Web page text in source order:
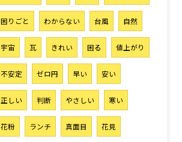
困りごと わからない 台風 自然
宇宙 瓦 きれい 困る 値上がり
不安定 ゼロ円 早い 安い
正しい 判断 やさしい 寒い
花粉 ランチ 真面目 花見